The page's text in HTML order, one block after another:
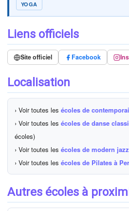
YOGA
Liens officiels
Site officiel Facebook
Localisation
› Voir toutes les écoles de
› Voir toutes les écoles de danse
écoles)
› Voir toutes les écoles de modern
› Voir toutes les écoles de Pilates à
Autres écoles à